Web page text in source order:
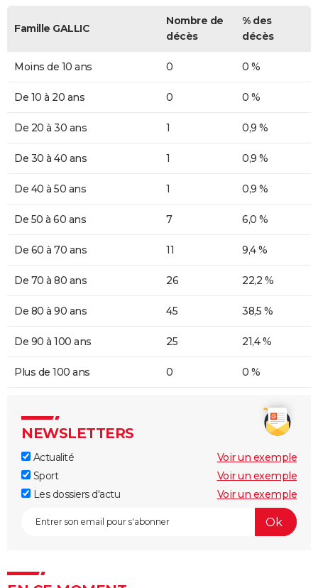
Famille GALLIC
Nombre de
décès
% des
décès
Moins de 10 ans 0 0 %
De 10 à 20 ans 0 0 %
De 20 à 30 ans 1 0,9 %
De 30 à 40 ans 1 0,9 %
De 40 à 50 ans 1 0,9 %
De 50 à 60 ans 7 6,0 %
De 60 à 70 ans 11 9,4 %
De 70 à 80 ans 26 22,2 %
De 80 à 90 ans 45 38,5 %
De 90 à 100 ans 25 21,4 %
Plus de 100 ans 0 0 %
NEWSLETTERS
Actualité
Voir un exemple
Sport
Voir un exemple
Les dossiers d'actu
Voir un exemple